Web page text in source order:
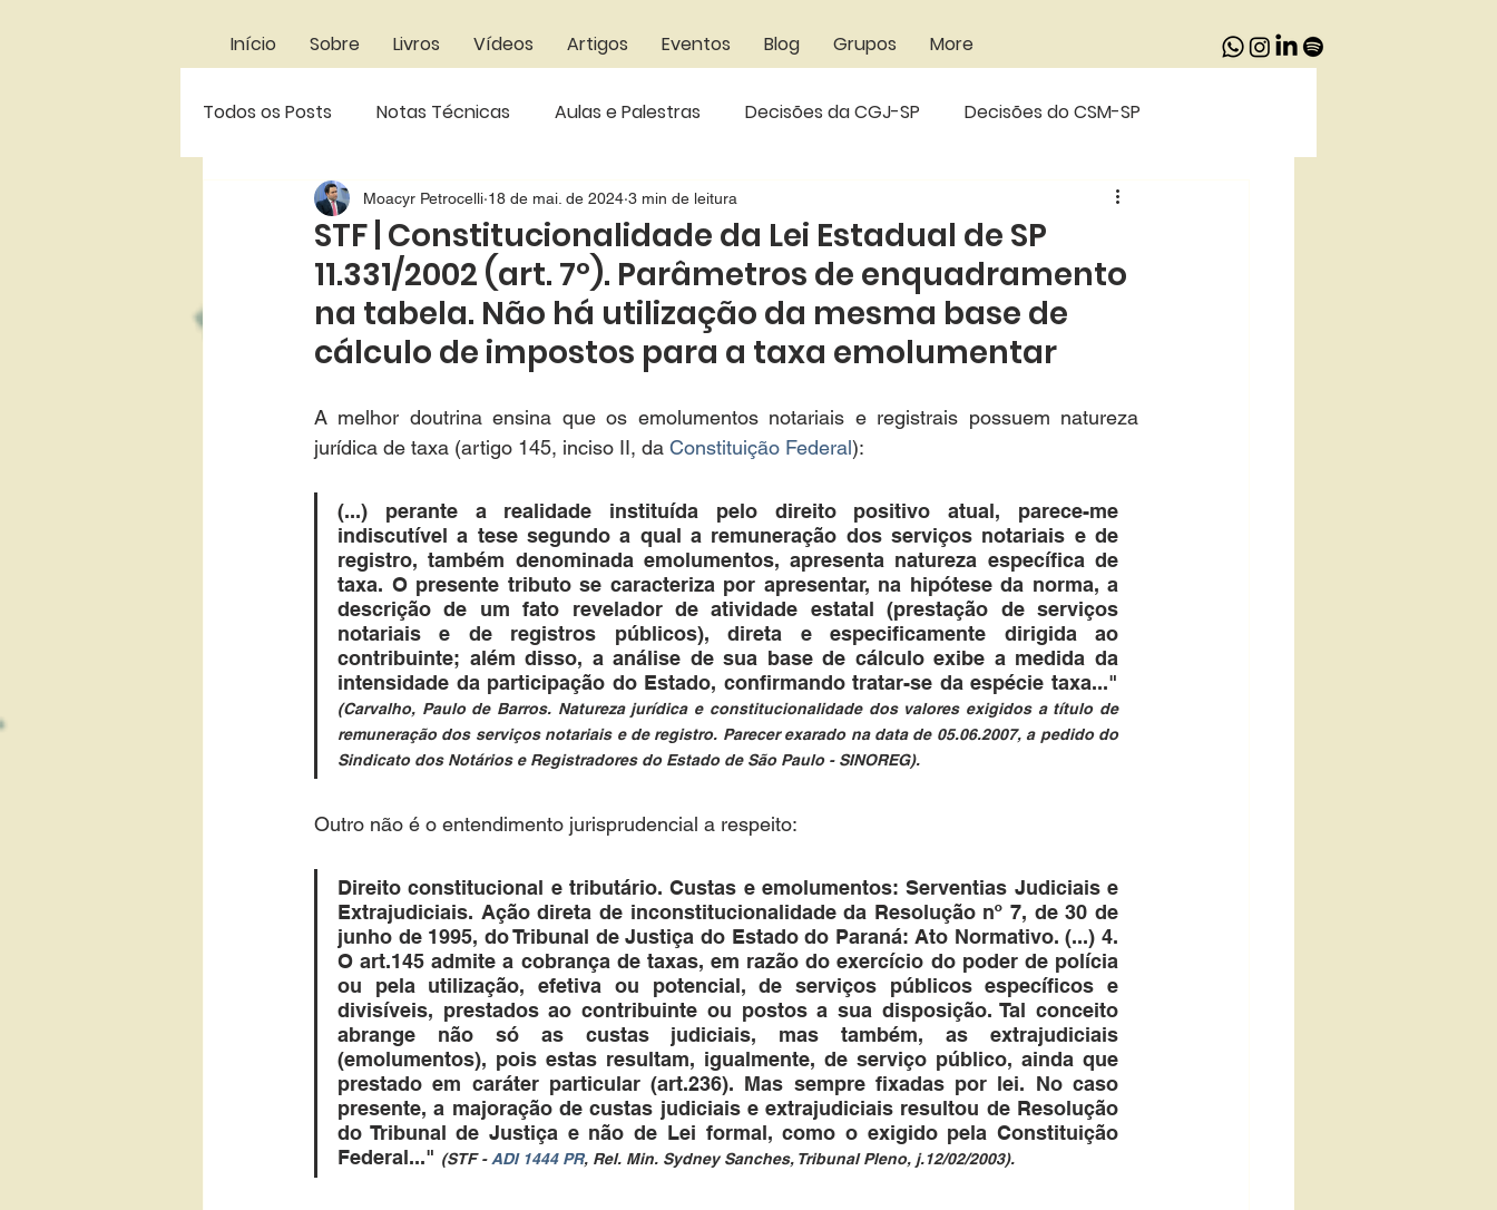
Início Sobre Livros Vídeos Artigos Eventos Blog Grupos More
Todos os Posts Notas Técnicas Aulas e Palestras Decisões da CGJ-SP Decisões do CSM-SP
Decisões do STJ Decisões do STF Decisões do CNJ Bibliografia Recomendada
Decisões da 1ªVRP-SP Enunciados
STF | Constitucionalidade da Lei Estadual de SP
11.331/2002 (art. 7º). Parâmetros de enquadramento
na tabela. Não há utilização da mesma base de
cálculo de impostos para a taxa emolumentar
Moacyr Petrocelli 18 de mai. de 2024 3 min de leitura
A melhor doutrina ensina que os emolumentos notariais e registrais possuem natureza
jurídica de taxa (artigo 145, inciso II, da Constituição Federal):
(...) perante a realidade instituída pelo direito positivo atual, parece-me
indiscutível a tese segundo a qual a remuneração dos serviços notariais e de
registro, também denominada emolumentos, apresenta natureza específica de
taxa. O presente tributo se caracteriza por apresentar, na hipótese da norma, a
descrição de um fato revelador de atividade estatal (prestação de serviços
notariais e de registros públicos), direta e especificamente dirigida ao
contribuinte; além disso, a análise de sua base de cálculo exibe a medida da
(Carvalho, Paulo de Barros. Natureza jurídica e constitucionalidade dos valores exigidos a título de
remuneração dos serviços notariais e de registro. Parecer exarado na data de 05.06.2007, a pedido do
Sindicato dos Notários e Registradores do Estado de São Paulo - SINOREG).
Outro não é o entendimento jurisprudencial a respeito:
Direito constitucional e tributário. Custas e emolumentos: Serventias Judiciais e
Extrajudiciais. Ação direta de inconstitucionalidade da Resolução nº 7, de 30 de
junho de 1995, do Tribunal de Justiça do Estado do Paraná: Ato Normativo. (...) 4.
O art.145 admite a cobrança de taxas, em razão do exercício do poder de polícia
ou pela utilização, efetiva ou potencial, de serviços públicos específicos e
divisíveis, prestados ao contribuinte ou postos a sua disposição. Tal conceito
abrange não só as custas judiciais, mas também, as extrajudiciais
(emolumentos), pois estas resultam, igualmente, de serviço público, ainda que
prestado em caráter particular (art.236). Mas sempre fixadas por lei. No caso
presente, a majoração de custas judiciais e extrajudiciais resultou de Resolução
do Tribunal de Justiça e não de Lei formal, como o exigido pela Constituição
Federal..." (STF - ADI 1444 PR, Rel. Min. Sydney Sanches, Tribunal Pleno, j.12/02/2003).